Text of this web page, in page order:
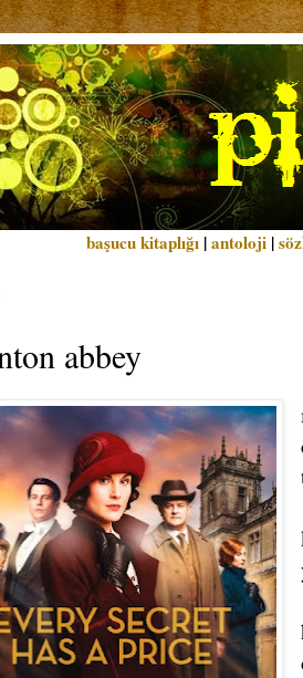
başucu kitaplığı |antoloji |
abbey